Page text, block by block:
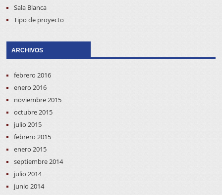
Sala Blanca
Tipo de proyecto
ARCHIVOS
febrero 2016
enero 2016
noviembre 2015
octubre 2015
julio 2015
febrero 2015
enero 2015
septiembre 2014
julio 2014
junio 2014